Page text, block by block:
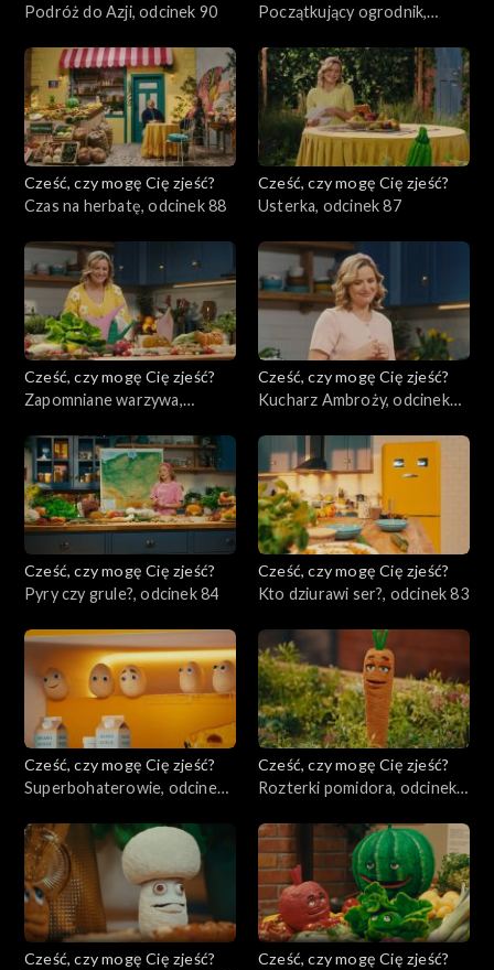
Podróż do Azji, odcinek 90
Początkujący ogrodnik,
Cześć, czy mogę Cię zjeść?
Czas na herbatę, odcinek 88
Cześć, czy mogę Cię zjeść?
Usterka, odcinek 87
Cześć, czy mogę Cię zjeść?
Zapomniane warzywa,
Cześć, czy mogę Cię zjeść?
Kucharz Ambroży, odcinek
Cześć, czy mogę Cię zjeść?
Pyry czy grule?, odcinek 84
Cześć, czy mogę Cię zjeść?
Kto dziurawi ser?, odcinek 83
Cześć, czy mogę Cię zjeść?
Superbohaterowie, odcinek
Cześć, czy mogę Cię zjeść?
Rozterki pomidora, odcinek
Cześć, czy mogę Cię zjeść?
Cześć, czy mogę Cię zjeść?